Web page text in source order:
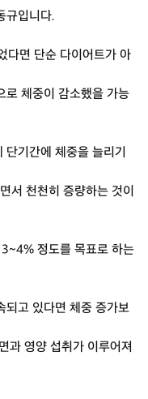
규입니다.
다면 단순 다이어트가 아
로 체중이 감소했을 가능
기간에 체중을 늘리기
서 천천히 증량하는 것이
정도를 목표로 하는
되고 있다면 체중 증가보
과 영양 섭취가 이루어져